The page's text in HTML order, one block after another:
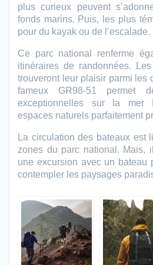
plus curieux peuvent
fonds marins. Puis, les plus
pour du kayak ou de l’escalade.
Ce parc national renferme
itinéraires de randonnées.
trouveront leur plaisir parmi les
fameux GR98-51 permet
exceptionnelles sur la mer
espaces naturels parfaitement
La circulation des bateaux est
zones du parc national. Mais,
une excursion avec un bateau
contempler les paysages